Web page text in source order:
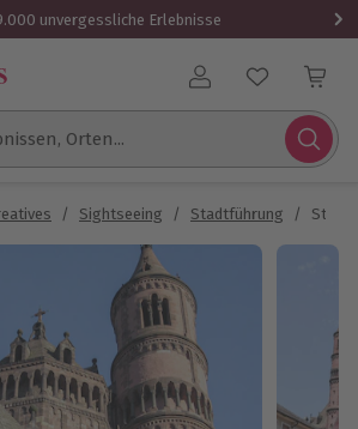
unvergessliche Erlebnisse
Benutzerkonto
Orten...
/ Sightseeing / Stadtführung /